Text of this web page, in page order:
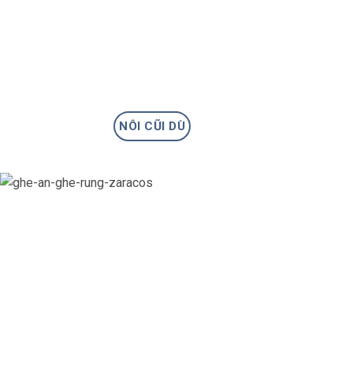
NÔI CŨI DÙ